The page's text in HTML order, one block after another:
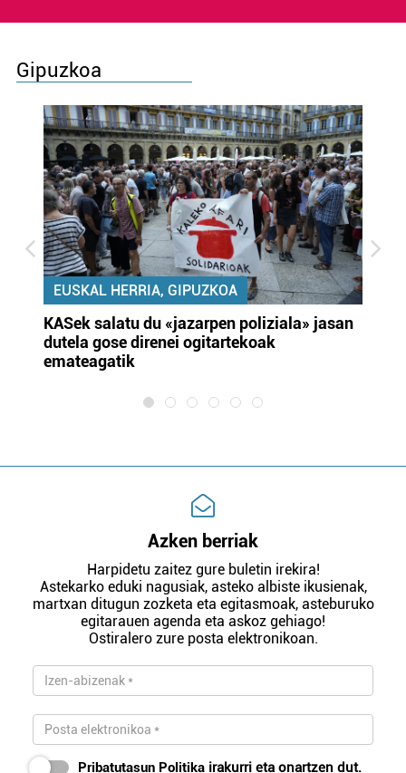
Gipuzkoa
EUSKAL HERRIA, GIPUZKOA
KASek salatu du «jazarpen poliziala» jasan
dutela gose direnei ogitartekoak
emateagatik
Azken berriak
Harpidetu zaitez gure buletin irekira!
Astekarko eduki nagusiak, asteko albiste ikusienak,
martxan ditugun zozketa eta egitasmoak, asteburuko
egitarauen agenda eta askoz gehiago!
Ostiralero zure posta elektronikoan.
Pribatutasun Politika irakurri eta onartzen dut.